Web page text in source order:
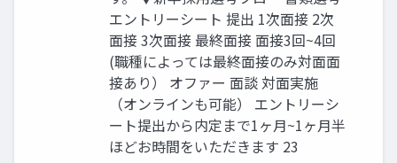
エントリーシート 提出 1次面接 2次
面接 3次面接 最終面接 面接3回~4回
(職種によっては最終面接のみ対面面
接あり） オファー 面談 対面実施
（オンラインも可能） エントリーシ
ート提出から内定まで1ヶ月~1ヶ月半
ほどお時間をいただきます 23